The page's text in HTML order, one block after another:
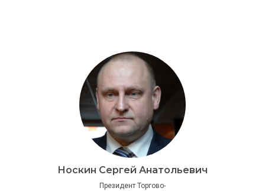
Носкин Сергей Анатольевич
Президент Торгово-